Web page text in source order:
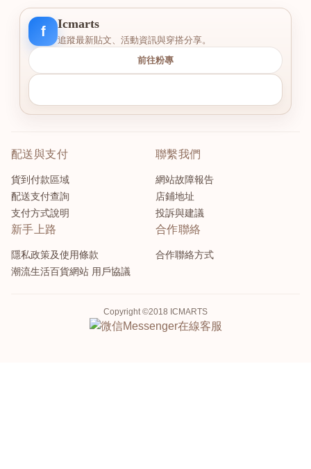
f
Icmarts
追蹤最新貼文、活動資訊與穿搭分享。
前往粉專
配送與支付
貨到付款區域
配送支付查詢
支付方式說明
聯繫我們
網站故障報告
店鋪地址
投訴與建議
新手上路
隱私政策及使用條款
潮流生活百貨網站 用戶協議
合作聯絡
合作聯絡方式
Copyright ©2018 ICMARTS
Messenger在線客服